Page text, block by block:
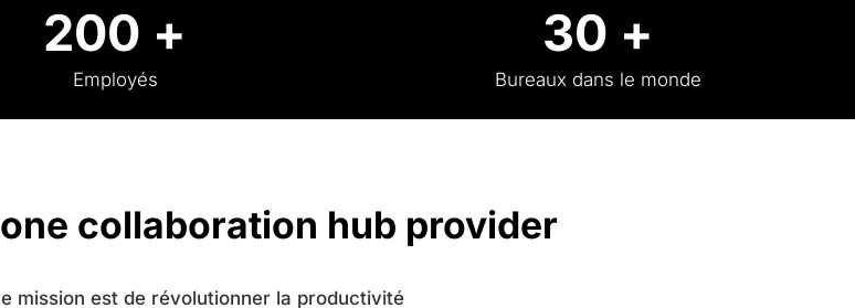
200 +
Employés
30 +
Bureaux dans le monde
collaboration hub provider
mission est de révolutionner la productivité